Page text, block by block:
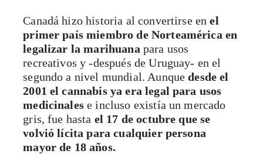
Canadá hizo historia al convertirse enel
primer país miembro de Norteamérica en
legalizar la marihuana para usos
recreativos y -después de Uruguay- en el
segundo a nivel mundial. Aunquedesde el
2001 el cannabis ya era legal para usos
medicinalese incluso existía un mercado
gris, fue hasta el 17 de octubre que se
volvió lícita para cualquier persona
mayor de 18 años.